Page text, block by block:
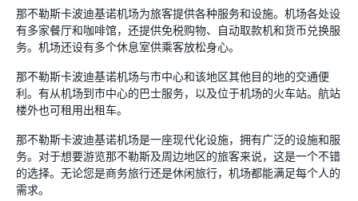
那不勒斯卡波迪基诺机场为旅客提供各种服务和设施。机场各处设
有多家餐厅和咖啡馆，还提供免税购物、自动取款机和货币兑换服
务。机场还设有多个休息室供乘客放松身心。
那不勒斯卡波迪基诺机场与市中心和该地区其他目的地的交通便
利。有从机场到市中心的巴士服务，以及位于机场的火车站。航站
楼外也可租用出租车。
那不勒斯卡波迪基诺机场是一座现代化设施，拥有广泛的设施和服
务。对于想要游览那不勒斯及周边地区的旅客来说，这是一个不错
的选择。无论您是商务旅行还是休闲旅行，机场都能满足每个人的
需求。